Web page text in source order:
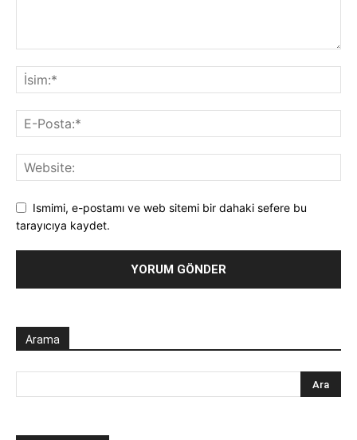
Ismimi, e-postamı ve web sitemi bir dahaki sefere bu
tarayıcıya kaydet.
Arama